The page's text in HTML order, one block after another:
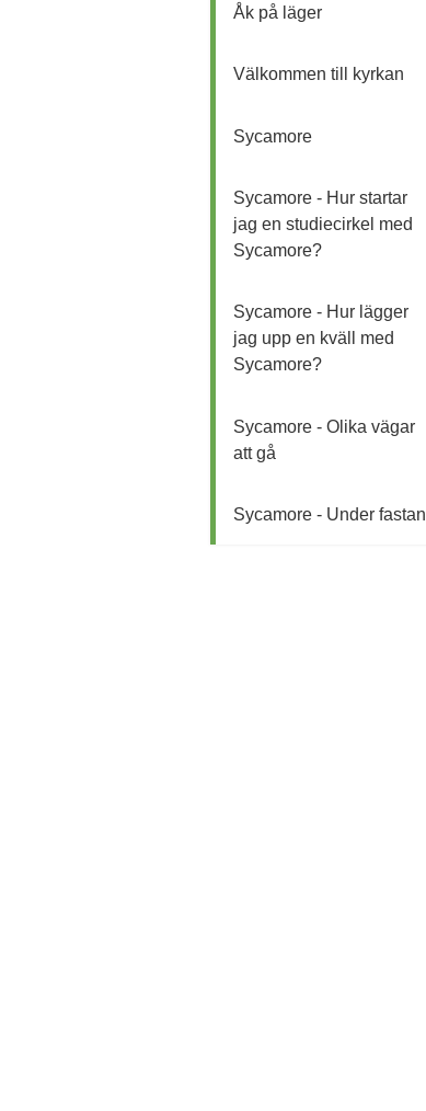
Åk på läger
Välkommen till kyrkan
Sycamore
Sycamore - Hur startar
jag en studiecirkel med
Sycamore?
Sycamore - Hur lägger
jag upp en kväll med
Sycamore?
Sycamore - Olika vägar
att gå
Sycamore - Under fastan